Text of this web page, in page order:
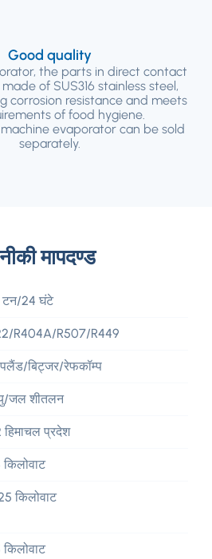
Good quality
, the parts in direct contact
of SUS316 stainless steel,
corrosion resistance and meets
of food hygiene
machine evaporator can be sold
separately.
मापदण्ड
टन/24 घंटे
R404A/R507/R449
बिट्जर/रेफकॉम्प
जल शीतलन
हिमाचल प्रदेश
किलोवाट
किलोवाट
किलोवाट